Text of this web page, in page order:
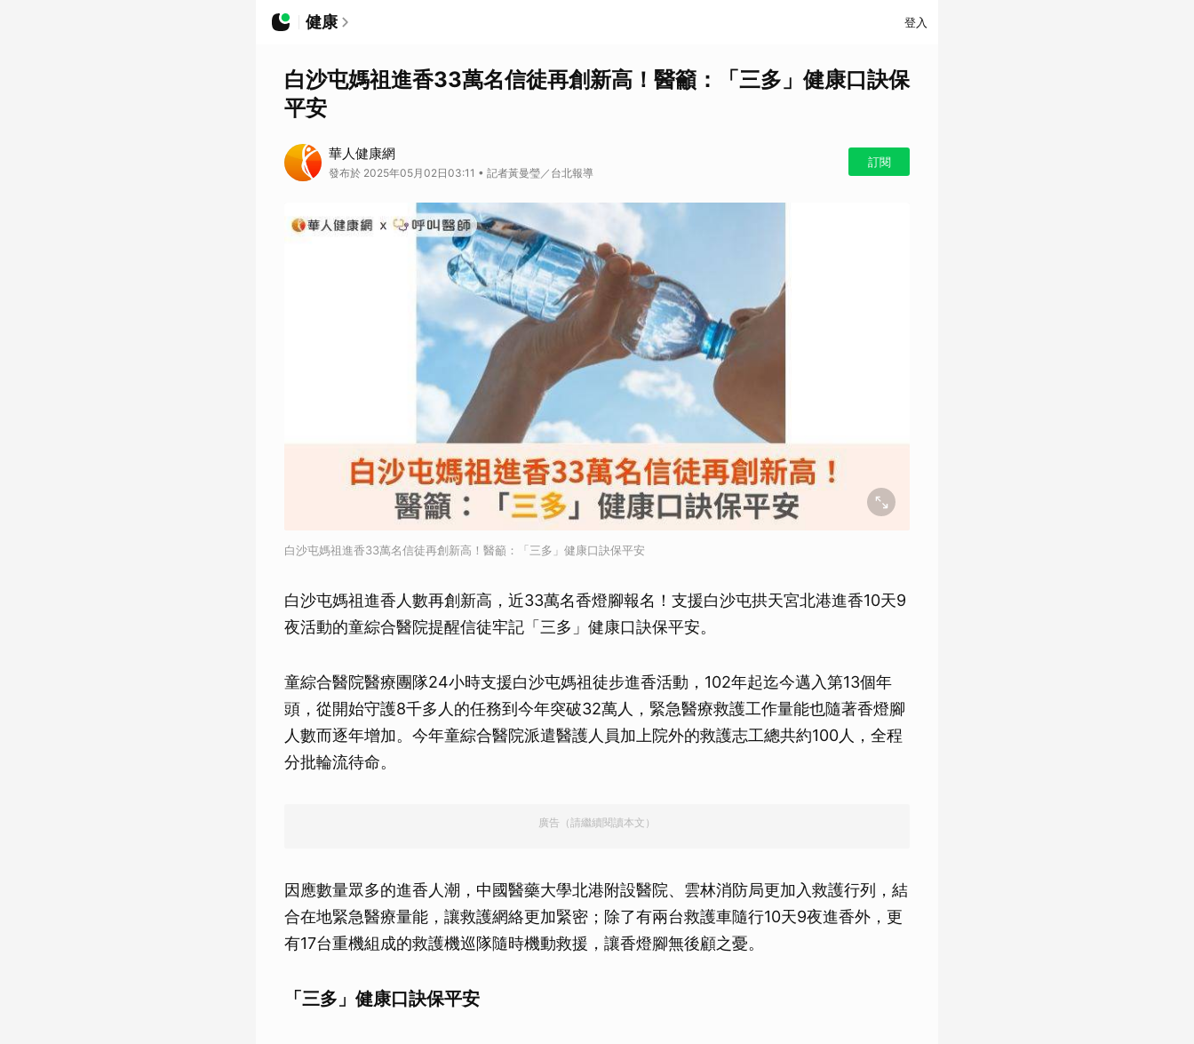
健康 登入
白沙屯媽祖進香33萬名信徒再創新高！醫籲：「三多」健康口訣保
平安
華人健康網
發布於 2025年05月02日03:11 • 記者黃曼瑩／台北報導
訂閱
白沙屯媽祖進香33萬名信徒再創新高！醫籲：「三多」健康口訣保平安
白沙屯媽祖進香人數再創新高，近33萬名香燈腳報名！支援白沙屯拱天宮北港進香10天9
夜活動的童綜合醫院提醒信徒牢記「三多」健康口訣保平安。
童綜合醫院醫療團隊24小時支援白沙屯媽祖徒步進香活動，102年起迄今邁入第13個年
頭，從開始守護8千多人的任務到今年突破32萬人，緊急醫療救護工作量能也隨著香燈腳
人數而逐年增加。今年童綜合醫院派遣醫護人員加上院外的救護志工總共約100人，全程
分批輪流待命。
廣告（請繼續閱讀本文）
因應數量眾多的進香人潮，中國醫藥大學北港附設醫院、雲林消防局更加入救護行列，結
合在地緊急醫療量能，讓救護網絡更加緊密；除了有兩台救護車隨行10天9夜進香外，更
有17台重機組成的救護機巡隊隨時機動救援，讓香燈腳無後顧之憂。
「三多」健康口訣保平安